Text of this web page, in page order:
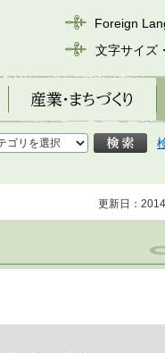
Foreign
文字サイズ
産業・まちづくり
更新日：